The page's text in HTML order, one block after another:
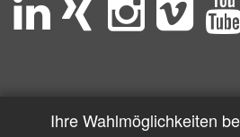
Ihre Wahlmöglichkeiten